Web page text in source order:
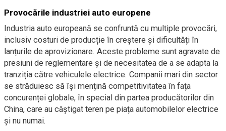
Provocările industriei auto europene
Industria auto europeană se confruntă cu multiple provocări,
inclusiv costuri de producție în creștere și dificultăți în
lanțurile de aprovizionare. Aceste probleme sunt agravate de
presiuni de reglementare și de necesitatea de a se adapta la
tranziția către vehiculele electrice. Companii mari din sector
se străduiesc să își mențină competitivitatea în fața
concurenței globale, în special din partea producătorilor din
China, care au câștigat teren pe piața automobilelor electrice
și nu numai.